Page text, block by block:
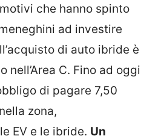
che hanno spinto
ad investire
di auto ibride è
nell’Area C. Fino ad oggi
di pagare 7,50
zona,
EV e le ibride. Un